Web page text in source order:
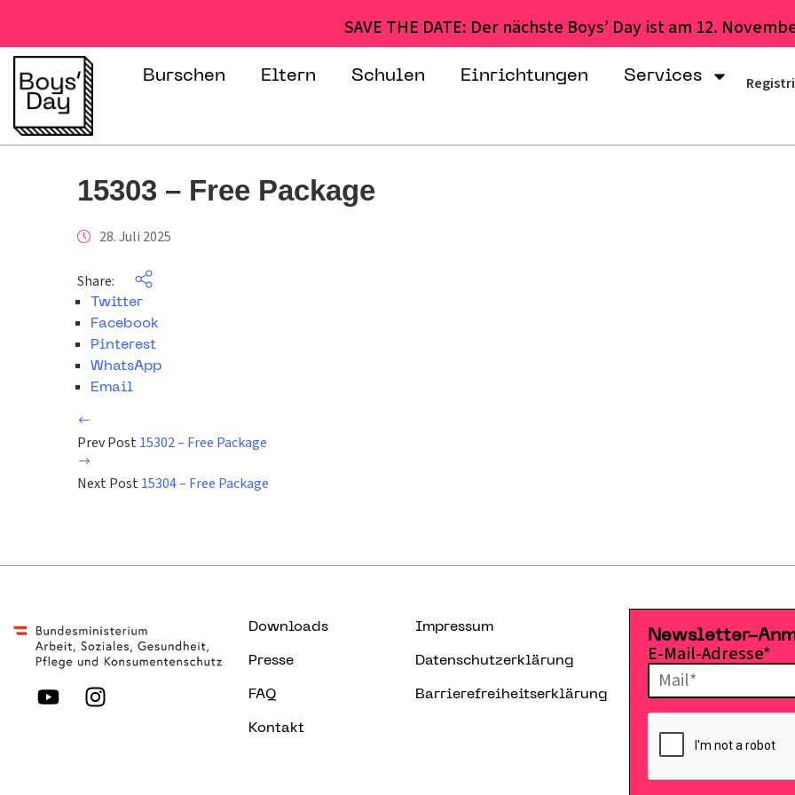
SAVE THE DATE: Der nächste Boys’ Day ist am 12.
Burschen Eltern Schulen Einrichtungen Services
15303 – Free Package
28. Juli 2025
Share:
Twitter
Facebook
Pinterest
WhatsApp
Email
Prev Post 15302 – Free Package
Next Post 15304 – Free Package
Downloads
Presse
FAQ
Kontakt
Impressum
Datenschutzerklärung
Barrierefreiheitserklärung
Newsletter-
E-Mail-Adresse*